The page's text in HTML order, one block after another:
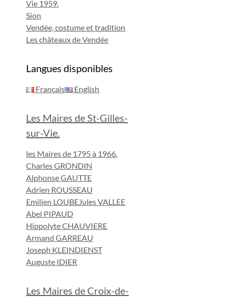
Vie 1959.
Sion
Vendée, costume et tradition
Les châteaux de Vendée
Langues disponibles
Français English
Les Maires de St-Gilles-
sur-Vie.
les Maires de 1795 à 1966.
Charles GRONDIN
Alphonse GAUTTE
Adrien ROUSSEAU
Emilien LOUBEJules VALLEE
Abel PIPAUD
Hippolyte CHAUVIERE
Armand GARREAU
Joseph KLEINDIENST
Auguste IDIER
Les Maires de Croix-de-